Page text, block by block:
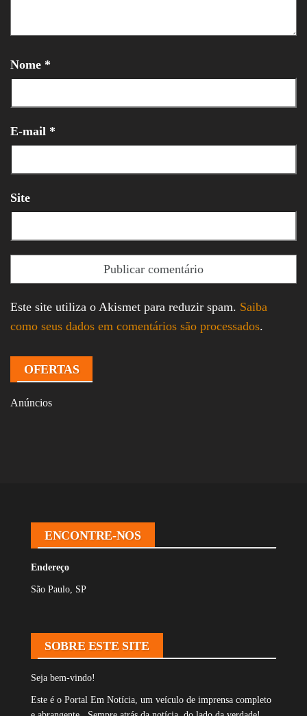
Nome *
E-mail *
Site
Este site utiliza o Akismet para reduzir spam. Saiba
como seus dados em comentários são processados.
OFERTAS
Anúncios
ENCONTRE-NOS
Endereço
São Paulo, SP
SOBRE ESTE SITE
Seja bem-vindo!
Este é o Portal Em Notícia, um veículo de imprensa completo